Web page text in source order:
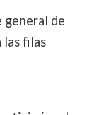
general de
las filas